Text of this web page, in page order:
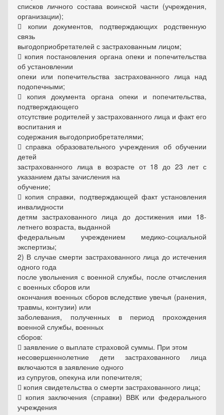
списков личного состава воинской части (учреждения,
организации);
 копии документов, подтверждающих родственную
связь
выгодоприобретателей с застрахованным лицом;
 копия постановления органа опеки и попечительства
об установлении
опеки или попечительства застрахованного лица над
подопечными;
 копия документа органа опеки и попечительства,
подтверждающего
отсутствие родителей у застрахованного лица и факт его
воспитания и
содержания выгодоприобретателями;
 справка образовательного учреждения об обучении
детей
застрахованного лица в возрасте от 18 до 23 лет с
указанием даты зачисления на
обучение;
 копия справки, подтверждающей факт установления
инвалидности
детям застрахованного лица до достижения ими 18-
летнего возраста, выданной
федеральным учреждением медико-социальной
экспертизы;
2) В случае смерти застрахованного лица до истечения
одного года
после увольнения с военной службы, после отчисления
с военных сборов или
окончания военных сборов вследствие увечья (ранения,
травмы, контузии) или
заболевания, полученных в период прохождения
военной службы, военных
сборов:
 заявление о выплате страховой суммы. При этом
несовершеннолетние дети застрахованного лица
включаются в заявление одного
из супругов, опекуна или попечителя;
 копия свидетельства о смерти застрахованного лица;
 копия заключения (справки) ВВК или федерального
учреждения